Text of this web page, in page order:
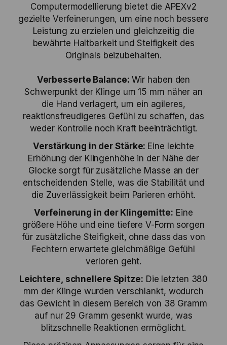
Computermodellierung bietet die APEXv2
gezielte Verfeinerungen, um eine noch bessere
Leistung zu erzielen und gleichzeitig die
bewährte Haltbarkeit und Steifigkeit des
Originals beizubehalten.
Verbesserte Balance: Wir haben den
Schwerpunkt der Klinge um 15 mm näher an
die Hand verlagert, um ein agileres,
reaktionsfreudigeres Gefühl zu schaffen, das
weder Kontrolle noch Kraft beeinträchtigt.
Verstärkung in der Stärke: Eine leichte
Erhöhung der Klingenhöhe in der Nähe der
Glocke sorgt für zusätzliche Masse an der
entscheidenden Stelle, was die Stabilität und
die Zuverlässigkeit beim Parieren erhöht.
Verfeinerung in der Klingemitte: Eine
größere Höhe und eine tiefere V-Form sorgen
für zusätzliche Steifigkeit, ohne dass das von
Fechtern erwartete gleichmäßige Gefühl
verloren geht.
Leichtere, schnellere Spitze: Die letzten 380
mm der Klinge wurden verschlankt, wodurch
das Gewicht in diesem Bereich von 38 Gramm
auf nur 29 Gramm gesenkt wurde, was
blitzschnelle Reaktionen ermöglicht.